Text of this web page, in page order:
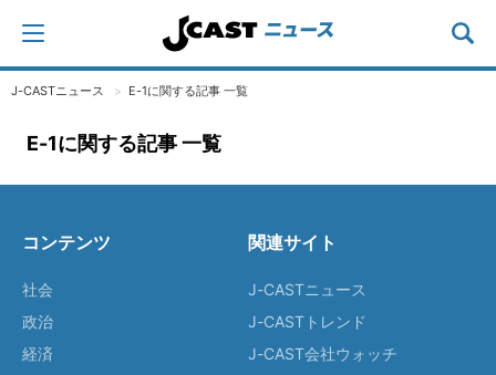
J-CASTニュース E-1に関する記事 一覧
E-1に関する記事 一覧
コンテンツ
社会
政治
経済
関連サイト
J-CASTニュース
J-CASTトレンド
J-CAST会社ウォッチ